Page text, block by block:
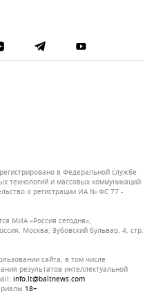
в Федеральной службе
технологий и массовых коммуникаций
о регистрации ИА № ФС 77 -
МИА «Россия сегодня»,
Москва, Зубовский бульвар, 4, стр.
сайта, в том числе
результатов интеллектуальной
info.lt@baltnews.com
18+